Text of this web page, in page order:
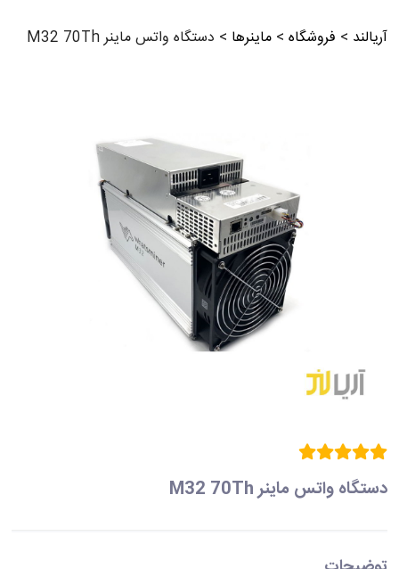
آریالند > فروشگاه >ماینرها > دستگاه واتس ماینر M32 70Th
دستگاه واتس ماینر M32 70Th